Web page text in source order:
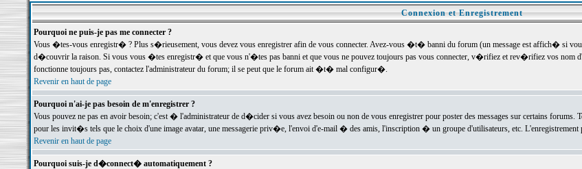
Connexion et Enregistrement
Pourquoi ne puis-je pas me connecter ?
Vous �tes-vous enregistr� ? Plus s�rieusement, vous devez vous enregistrer afin de vous connecter. Avez-vous �t� banni du forum (un message est affich� si
d�couvrir la raison. Si vous vous �tes enregistr� et que vous n'�tes pas banni et que vous ne pouvez toujours pas vous connecter, v�rifiez et rev�rifiez vos
fonctionne toujours pas, contactez l'administrateur du forum; il se peut que le forum ait �t� mal configur�.
Revenir en haut de page
Pourquoi n'ai-je pas besoin de m'enregistrer ?
Vous pouvez ne pas en avoir besoin; c'est � l'administrateur de d�cider si vous avez besoin ou non de vous enregistrer pour poster des messages sur certains
pour les invit�s tels que le choix d'une image avatar, une messagerie priv�e, l'envoi d'e-mail � des amis, l'inscription � un groupe d'utilisateurs, etc. L'enregistrement
Revenir en haut de page
Pourquoi suis-je d�connect� automatiquement ?